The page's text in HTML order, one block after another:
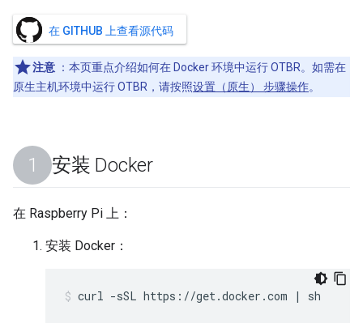
在 GITHUB 上查看源代码
注意 ：本页重点介绍如何在 Docker 环境中运行 OTBR。如需在
原生主机环境中运行 OTBR，请按照设置（原生） 步骤操作。
安装 Docker
在 Raspberry Pi 上：
安装 Docker：
curl -sSL https://get.docker.com | sh